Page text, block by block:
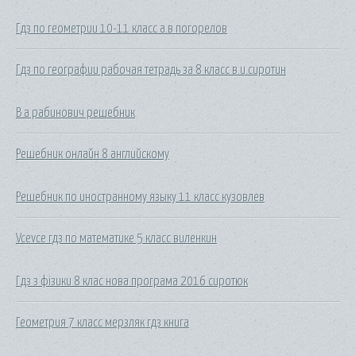
Гдз по геометрии 10-11 класс а.в погорелов
Гдз по географии рабочая тетрадь за 8 класс в.и.сиротин
В а рабинович решебник
Решебник онлайн 8 английскому
Решебник по иностранному языку 11 класс кузовлев
Vcevce гдз по математике 5 класс виленкин
Гдз з фізики 8 клас нова програма 2016 сиротюк
Геометрия 7 класс мерзляк гдз книга